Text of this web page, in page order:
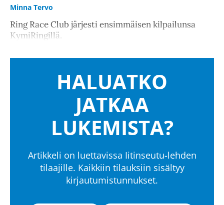
Minna Tervo
Ring Race Club järjesti ensimmäisen kilpailunsa
KymiRingillä.
HALUATKO
JATKAA
LUKEMISTA?
Artikkeli on luettavissa Iitinseutu-lehden
tilaajille. Kaikkiin tilauksiin sisältyy
kirjautumistunnukset.